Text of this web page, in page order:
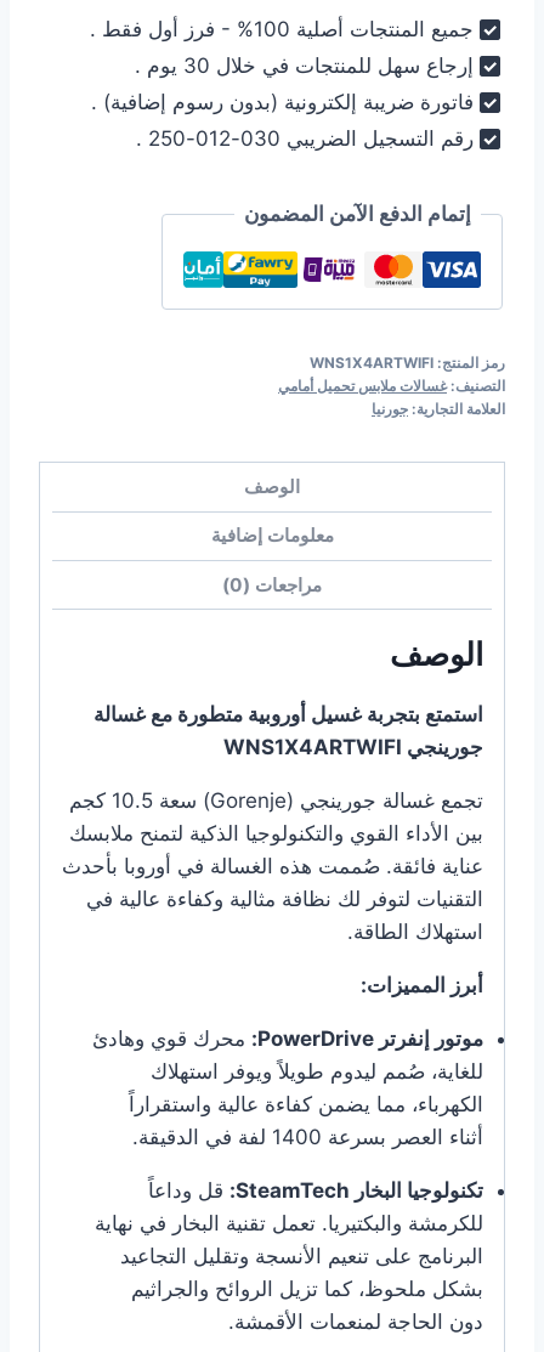
كيلو،
موتور
إنفرتر،
بخار،
واي
موديل
أبيض
جميع المنتجات أصلية 100% - فرز أول فقط .
إرجاع سهل للمنتجات في خلال 30 يوم .
فاتورة ضريبة إلكترونية (بدون رسوم إضافية) .
رقم التسجيل الضريبي 030-012-250 .
إتمام الدفع الآمن المضمون
رمز المنتج: WNS1X4ARTWIFI
التصنيف:غسالات ملابس تحميل أمامي
العلامة التجارية: جورنيا
الوصف
معلومات إضافية
مراجعات (0)
الوصف
استمتع بتجربة غسيل أوروبية متطورة مع غسالة
جورينجي WNS1X4ARTWIFI
تجمع غسالة جورينجي (Gorenje) سعة 10.5 كجم
بين الأداء القوي والتكنولوجيا الذكية لتمنح ملابسك
عناية فائقة. صُممت هذه الغسالة في أوروبا بأحدث
التقنيات لتوفر لك نظافة مثالية وكفاءة عالية في
استهلاك الطاقة.
أبرز المميزات:
موتور إنفرتر PowerDrive:
محرك قوي وهادئ
للغاية، صُمم ليدوم طويلاً ويوفر استهلاك
الكهرباء، مما يضمن كفاءة عالية واستقراراً
أثناء العصر بسرعة 1400 لفة في الدقيقة.
تكنولوجيا البخار SteamTech:
قل وداعاً
للكرمشة والبكتيريا. تعمل تقنية البخار في نهاية
البرنامج على تنعيم الأنسجة وتقليل التجاعيد
بشكل ملحوظ، كما تزيل الروائح والجراثيم
دون الحاجة لمنعمات الأقمشة.